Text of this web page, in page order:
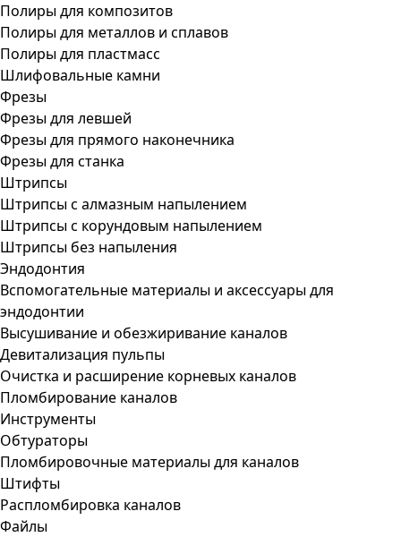
Полиры для композитов
Полиры для металлов и сплавов
Полиры для пластмасс
Шлифовальные камни
Фрезы
Фрезы для левшей
Фрезы для прямого наконечника
Фрезы для станка
Штрипсы
Штрипсы c алмазным напылением
Штрипсы c корундовым напылением
Штрипсы без напыления
Эндодонтия
Вспомогательные материалы и аксессуары для
эндодонтии
Высушивание и обезжиривание каналов
Девитализация пульпы
Очистка и расширение корневых каналов
Пломбирование каналов
Инструменты
Обтураторы
Пломбировочные материалы для каналов
Штифты
Распломбировка каналов
Файлы